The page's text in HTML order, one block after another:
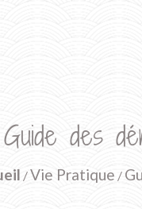
Guide des
/Vie Pratique /